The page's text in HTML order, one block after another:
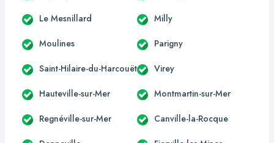
Le Mesnillard Milly
Moulines Parigny
Saint-Hilaire-du-Harcouët Virey
Hauteville-sur-Mer Montmartin-sur-Mer
Regnéville-sur-Mer Canville-la-Rocque